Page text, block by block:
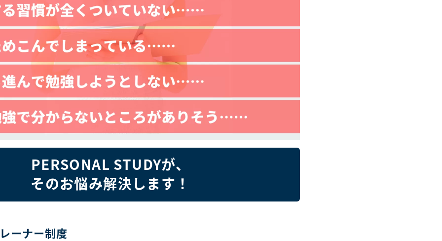
PERSONAL STUDYが、
そのお悩み解決します！
ーナー制度